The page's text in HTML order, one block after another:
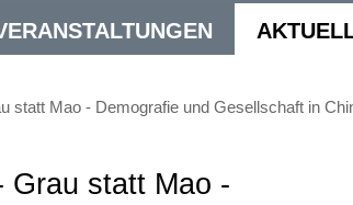
statt Mao - Demografie und Gesellschaft in
Grau statt Mao -